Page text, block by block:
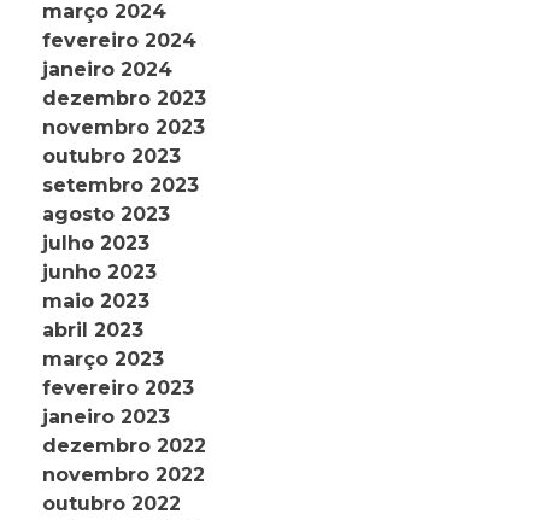
março 2024
fevereiro 2024
janeiro 2024
dezembro 2023
novembro 2023
outubro 2023
setembro 2023
agosto 2023
julho 2023
junho 2023
maio 2023
abril 2023
março 2023
fevereiro 2023
janeiro 2023
dezembro 2022
novembro 2022
outubro 2022